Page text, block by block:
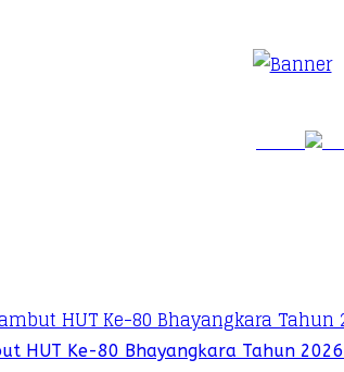
HUT Ke-80 Bhayangkara Tahun 2026